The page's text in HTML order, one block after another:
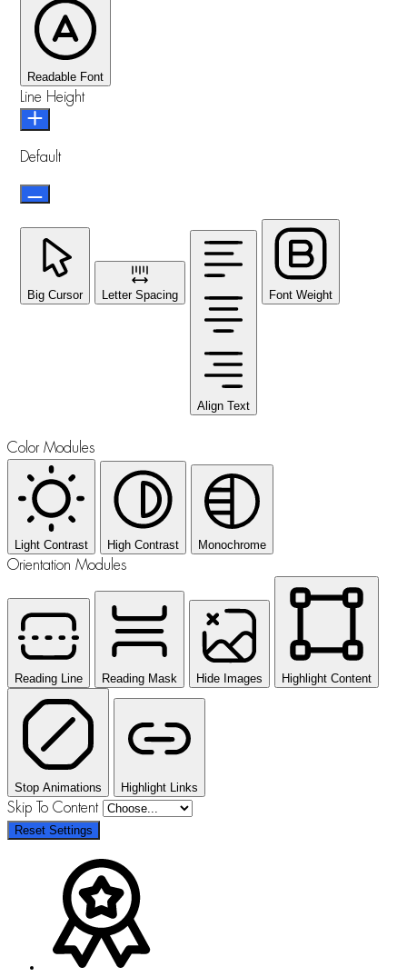
Readable Font
Line Height
Default
Big Cursor Letter Spacing
Align Text
Font Weight
Color Modules
Light Contrast High Contrast Monochrome
Orientation Modules
Reading Line Reading Mask Hide Images Highlight Content
Stop Animations Highlight Links
Skip To Content
Reset Settings